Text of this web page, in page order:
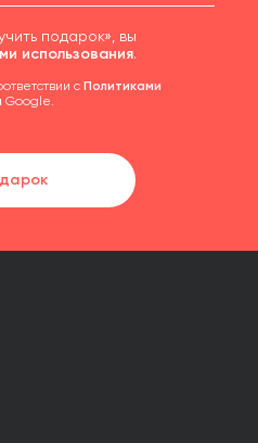
подарок», вы
использования.
с Политиками
Google.